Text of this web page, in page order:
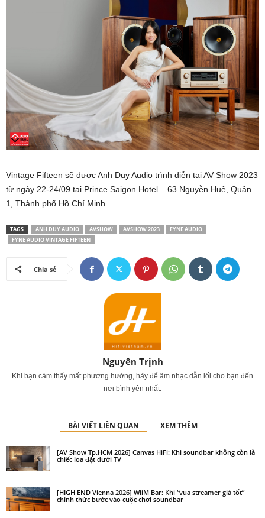
Vintage Fifteen sẽ được Anh Duy Audio trình diễn tại AV Show 2023
từ ngày 22-24/09 tại Prince Saigon Hotel – 63 Nguyễn Huệ, Quận
1, Thành phố Hồ Chí Minh
TAGS ANH DUY AUDIO AVSHOW AVSHOW 2023
FYNE AUDIO
FYNE AUDIO VINTAGE FIFTEEN
Chia sẻ
Nguyên Trịnh
Khi bạn cảm thấy mất phương hướng, hãy để âm nhạc dẫn lối cho bạn đến
nơi bình yên nhất.
BÀI VIẾT LIÊN QUAN XEM THÊM
[AV Show Tp.HCM 2026] Canvas HiFi: Khi soundbar không còn là
chiếc loa đặt dưới TV
[HIGH END Vienna 2026] WiiM Bar: Khi “vua streamer giá tốt”
chính thức bước vào cuộc chơi soundbar